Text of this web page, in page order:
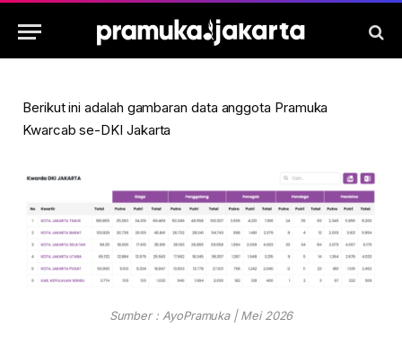
Berikut ini adalah gambaran data anggota Pramuka
Kwarcab se-DKI Jakarta
Sumber : AyoPramuka | Mei 2026